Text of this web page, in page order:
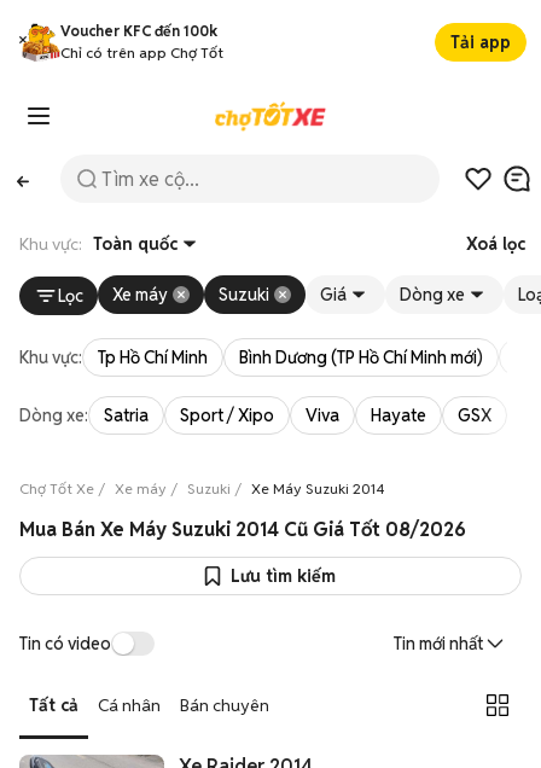
Voucher KFC đến 100k
Chỉ có trên app Chợ Tốt
Tải app
Khu vực: Toàn quốc Xoá lọc
Lọc Xe máy Suzuki Giá Dòng xe
Khu vực: Tp Hồ Chí Minh Bình Dương (TP Hồ Chí Minh mới)
Dòng xe: Satria Sport / Xipo Viva Hayate GSX
Chợ Tốt Xe Xe máy Suzuki Xe Máy Suzuki 2014
Mua Bán Xe Máy Suzuki 2014 Cũ Giá Tốt 08/2026
Lưu tìm kiếm
Tin có video Tin mới nhất
Tất cả Cá nhân Bán chuyên